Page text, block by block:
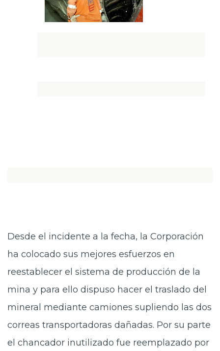
Desde el incidente a la fecha, la Corporación
ha colocado sus mejores esfuerzos en
reestablecer el sistema de producción de la
mina y para ello dispuso hacer el traslado del
mineral mediante camiones supliendo las dos
correas transportadoras dañadas. Por su parte
el chancador inutilizado fue reemplazado por